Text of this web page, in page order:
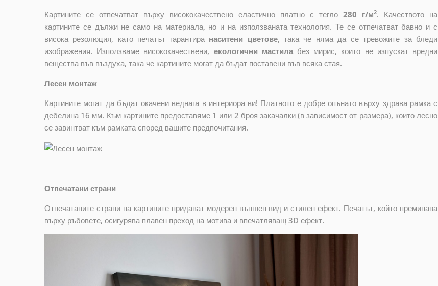
Картините се отпечатват върху висококачествено еластично платно с тегло 280 г/м2. Качеството на
картините се дължи не само на материала, но и на използваната технология. Те се отпечатват бавно и с
висока резолюция, като печатът гарантира наситени цветове, така че няма да се тревожите за бледи
изображения. Използваме висококачествени, екологични мастилабез мирис, които не изпускат вредни
вещества във въздуха, така че картините могат да бъдат поставени във всяка стая.
Лесен монтаж
Картините могат да бъдат окачени веднага в интериора ви! Платното е добре опънато върху здрава рамка с
дебелина 16 мм. Към картините предоставяме 1 или 2 броя закачалки (в зависимост от размера), които лесно
се завинтват към рамката според вашите предпочитания.
Отпечатани страни
Отпечатаните страни на картините придават модерен външен вид и стилен ефект. Печатът, който преминава
върху ръбовете, осигурява плавен преход на мотива и впечатляващ 3D ефект.